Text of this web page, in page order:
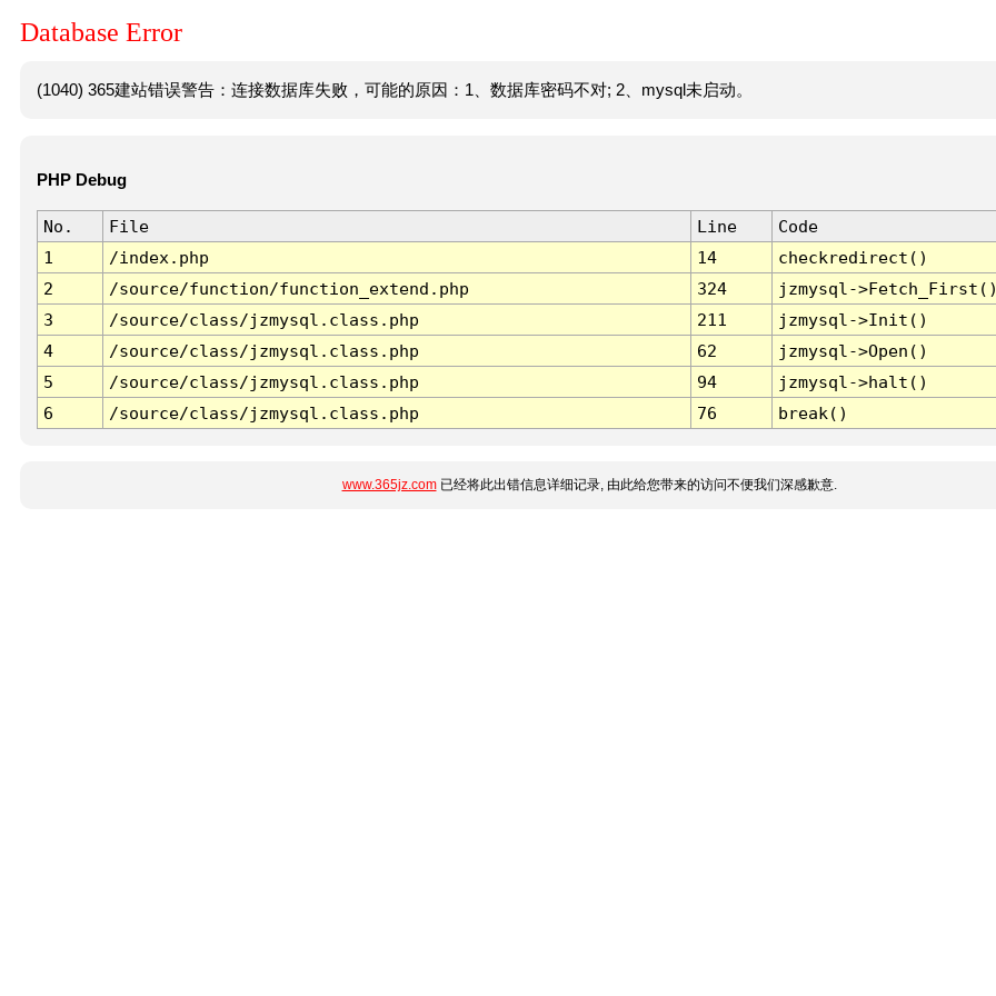
Database Error
(1040) 365建站错误警告：连接数据库失败，可能的原因：1、数据库密码不对; 2、mysql未启动。
PHP Debug
No. File Line
Code
1
/index.php 14
checkredirect()
2
/source/function/function_extend.php 324
jzmysql-
3
/source/class/jzmysql.class.php 211
jzmysql->Init()
4
/source/class/jzmysql.class.php 62
jzmysql->Open()
5
/source/class/jzmysql.class.php 94
jzmysql->halt()
6
/source/class/jzmysql.class.php 76 break()
www.365jz.com已经将此出错信息详细记录, 由此给您带来的访问不便我们深感歉意.